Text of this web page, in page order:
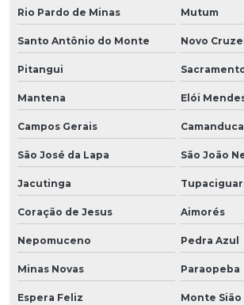
Rio Pardo de Minas Mutum
Santo Antônio do Monte Novo
Pitangui
Mantena Elói
Campos Gerais
São José da Lapa São João
Jacutinga
Coração de Jesus Aimorés
Nepomuceno Pedra Azul
Minas Novas Paraopeba
Espera Feliz Monte Sião